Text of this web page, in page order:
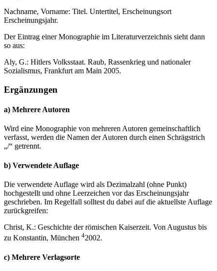
Nachname, Vorname: Titel. Untertitel, Erscheinungsort
Erscheinungsjahr.
Der Eintrag einer Monographie im Literaturverzeichnis sieht dann
so aus:
Aly, G.: Hitlers Volksstaat. Raub, Rassenkrieg und nationaler
Sozialismus, Frankfurt am Main 2005.
Ergänzungen
a) Mehrere Autoren
Wird eine Monographie von mehreren Autoren gemeinschaftlich
verfasst, werden die Namen der Autoren durch einen Schrägstrich
„/“ getrennt.
b) Verwendete Auflage
Die verwendete Auflage wird als Dezimalzahl (ohne Punkt)
hochgestellt und ohne Leerzeichen vor das Erscheinungsjahr
geschrieben. Im Regelfall solltest du dabei auf die aktuellste Auflage
zurückgreifen:
Christ, K.: Geschichte der römischen Kaiserzeit. Von Augustus bis
zu Konstantin, München 42002.
c) Mehrere Verlagsorte